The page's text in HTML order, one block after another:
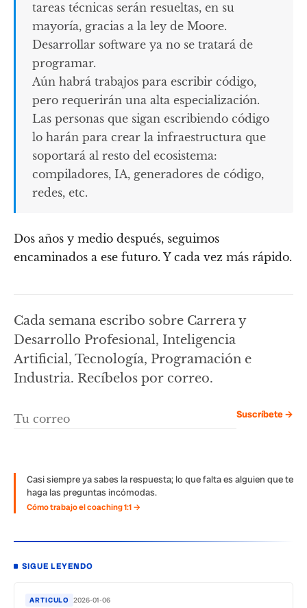
tareas técnicas serán resueltas, en su
mayoría, gracias a la ley de Moore.
Desarrollar software ya no se tratará de
programar.
Aún habrá trabajos para escribir código,
pero requerirán una alta especialización.
Las personas que sigan escribiendo código
lo harán para crear la infraestructura que
soportará al resto del ecosistema:
compiladores, IA, generadores de código,
redes, etc.
Dos años y medio después, seguimos
encaminados a ese futuro. Y cada vez más rápido.
Cada semana escribo sobre Carrera y
Desarrollo Profesional, Inteligencia
Artificial, Tecnología, Programación e
Industria. Recíbelos por correo.
Suscríbete →
Casi siempre ya sabes la respuesta; lo que falta es alguien que te
haga las preguntas incómodas.
Cómo trabajo el coaching 1:1 →
SIGUE LEYENDO
ARTICULO 2026-01-06